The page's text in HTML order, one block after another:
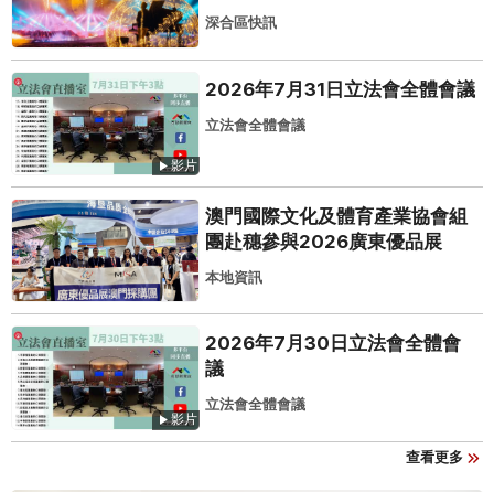
深合區快訊
影片
2026年7月31日立法會全體會議
立法會全體會議
澳門國際文化及體育產業協會組
團赴穗參與2026廣東優品展
本地資訊
影片
2026年7月30日立法會全體會
議
立法會全體會議
查看更多